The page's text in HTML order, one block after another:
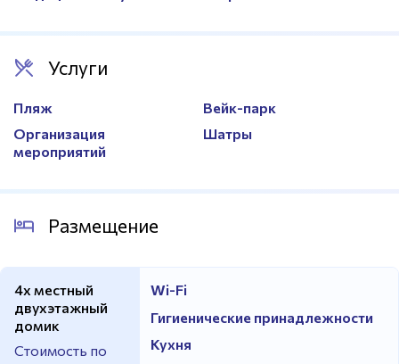
Услуги
Пляж
Вейк-парк
Организация
мероприятий
Шатры
Размещение
4х местный
двухэтажный
домик
Стоимость по
Wi-Fi
Гигиенические принадлежности
Кухня